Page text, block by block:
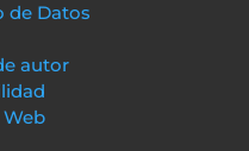
de Datos
autor
Web